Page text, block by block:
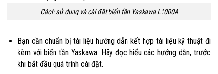
Cách sử dụng và cài đặt biến tần Yaskawa L1000A
Bạn cần chuẩn bị tài liệu hướng dẫn kết hợp tài liệu kỹ thuật đi
kèm với biến tần Yaskawa. Hãy đọc hiểu các hướng dẫn, trước
khi bắt đầu quá trình cài đặt.